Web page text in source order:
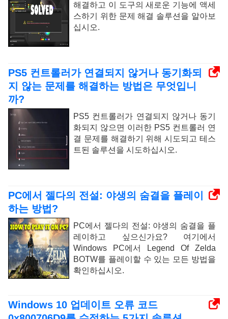
해결하고 이 도구의 새로운 기능에 액세
스하기 위한 문제 해결 솔루션을 알아보
십시오.
PS5 컨트롤러가 연결되지 않거나 동기화되
지 않는 문제를 해결하는 방법은 무엇입니
까?
PS5 컨트롤러가 연결되지 않거나 동기
화되지 않으면 이러한 PS5 컨트롤러 연
결 문제를 해결하기 위해 시도되고 테스
트된 솔루션을 시도하십시오.
PC에서 젤다의 전설: 야생의 숨결을 플레이
하는 방법?
PC에서 젤다의 전설: 야생의 숨결을 플
레이하고 싶으신가요? 여기에서
Windows PC에서 Legend Of Zelda
BOTW를 플레이할 수 있는 모든 방법을
확인하십시오.
Windows 10 업데이트 오류 코드